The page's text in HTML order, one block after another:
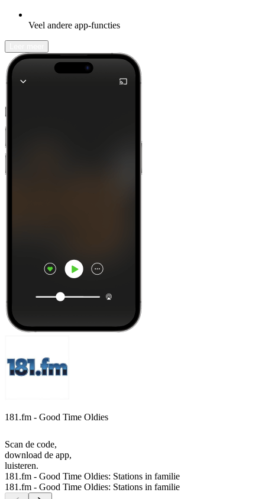
Veel andere app-functies
181.fm - Good Time Oldies
Scan de code,
download de app,
luisteren.
181.fm - Good Time Oldies: Stations in familie
181.fm - Good Time Oldies: Stations in familie